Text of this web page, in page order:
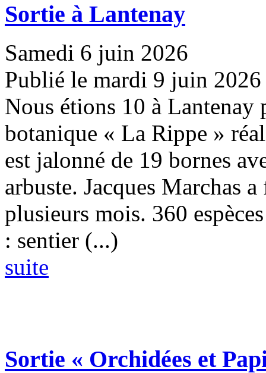
Sortie à Lantenay
Samedi 6 juin 2026
Publié le mardi 9 juin 2026
Nous étions 10 à Lantenay
botanique « La Rippe »
est jalonné de 19 bornes
arbuste. Jacques Marchas
plusieurs mois. 360
: sentier (...)
suite
Sortie « Orchidées et